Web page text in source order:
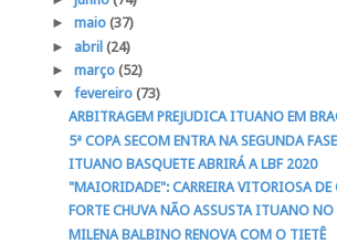
► maio (37)
► abril (24)
► março (52)
▼ fevereiro (73)
ARBITRAGEM PREJUDICA ITUANO EM
5ª COPA SECOM ENTRA NA SEGUNDA FASE
ITUANO BASQUETE ABRIRÁ A LBF 2020
"MAIORIDADE": CARREIRA VITORIOSA DE
FORTE CHUVA NÃO ASSUSTA ITUANO
MILENA BALBINO RENOVA COM O TIETÊ